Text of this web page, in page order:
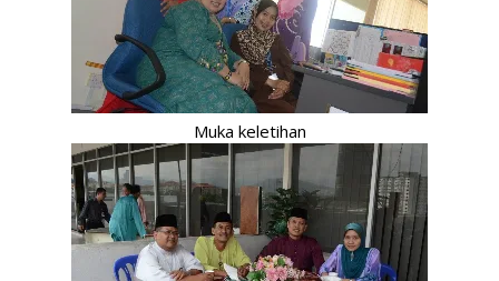
Muka keletihan